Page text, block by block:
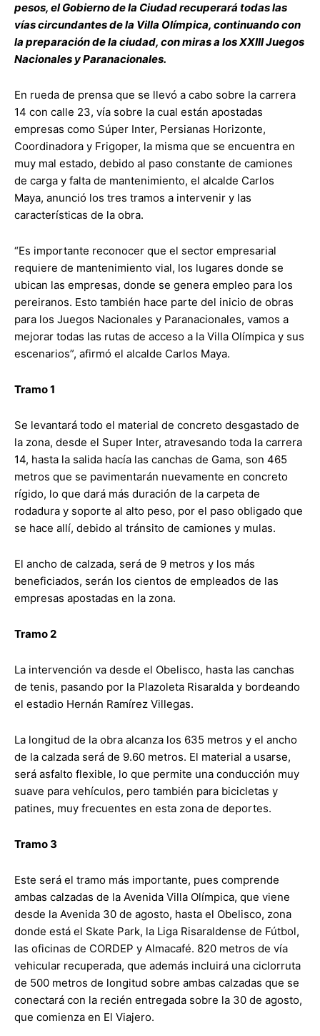
pesos, el Gobierno de la Ciudad recuperará todas las
vías circundantes de la Villa Olímpica, continuando con
la preparación de la ciudad, con miras a los XXIII Juegos
Nacionales y Paranacionales.
En rueda de prensa que se llevó a cabo sobre la carrera
14 con calle 23, vía sobre la cual están apostadas
empresas como Súper Inter, Persianas Horizonte,
Coordinadora y Frigoper, la misma que se encuentra en
muy mal estado, debido al paso constante de camiones
de carga y falta de mantenimiento, el alcalde Carlos
Maya, anunció los tres tramos a intervenir y las
características de la obra.
“Es importante reconocer que el sector empresarial
requiere de mantenimiento vial, los lugares donde se
ubican las empresas, donde se genera empleo para los
pereiranos. Esto también hace parte del inicio de obras
para los Juegos Nacionales y Paranacionales, vamos a
mejorar todas las rutas de acceso a la Villa Olímpica y sus
escenarios”, afirmó el alcalde Carlos Maya.
Tramo 1
Se levantará todo el material de concreto desgastado de
la zona, desde el Super Inter, atravesando toda la carrera
14, hasta la salida hacía las canchas de Gama, son 465
metros que se pavimentarán nuevamente en concreto
rígido, lo que dará más duración de la carpeta de
rodadura y soporte al alto peso, por el paso obligado que
se hace allí, debido al tránsito de camiones y mulas.
El ancho de calzada, será de 9 metros y los más
beneficiados, serán los cientos de empleados de las
empresas apostadas en la zona.
Tramo 2
La intervención va desde el Obelisco, hasta las canchas
de tenis, pasando por la Plazoleta Risaralda y bordeando
el estadio Hernán Ramírez Villegas.
La longitud de la obra alcanza los 635 metros y el ancho
de la calzada será de 9.60 metros. El material a usarse,
será asfalto flexible, lo que permite una conducción muy
suave para vehículos, pero también para bicicletas y
patines, muy frecuentes en esta zona de deportes.
Tramo 3
Este será el tramo más importante, pues comprende
ambas calzadas de la Avenida Villa Olímpica, que viene
desde la Avenida 30 de agosto, hasta el Obelisco, zona
donde está el Skate Park, la Liga Risaraldense de Fútbol,
las oficinas de CORDEP y Almacafé. 820 metros de vía
vehicular recuperada, que además incluirá una ciclorruta
de 500 metros de longitud sobre ambas calzadas que se
conectará con la recién entregada sobre la 30 de agosto,
que comienza en El Viajero.